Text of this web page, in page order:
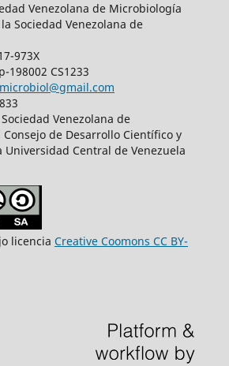
Venezolana de Microbiología
Sociedad Venezolana de
973X
198002 CS1233
Venezolana de
de Desarrollo Científico y
Universidad Central de Venezuela
licencia Creative Coomons CC BY-